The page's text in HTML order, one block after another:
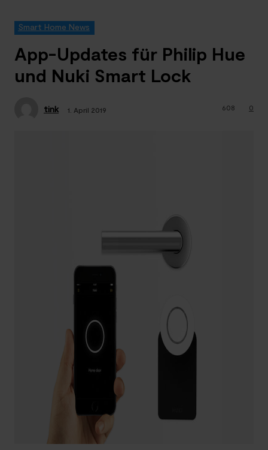
Smart Home News
App-Updates für Philip Hue
und Nuki Smart Lock
tink 1. April 2019 0
608